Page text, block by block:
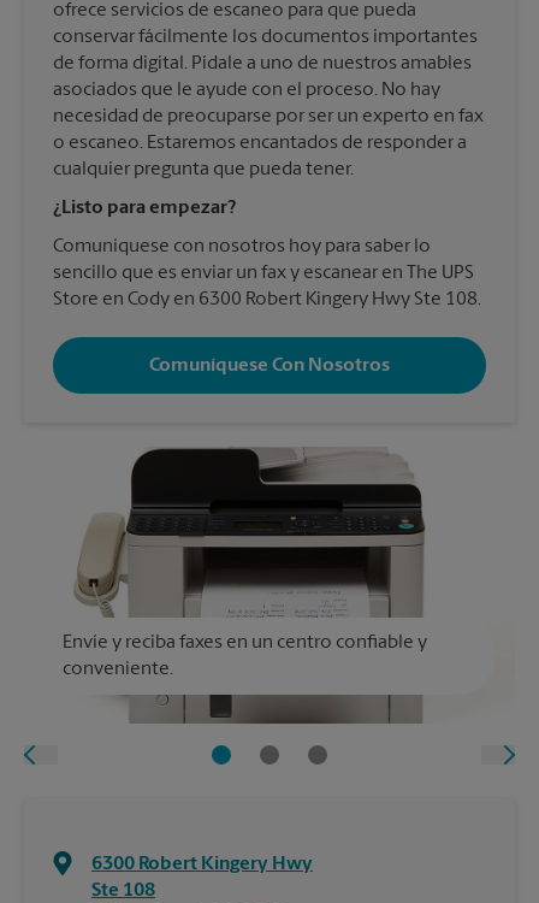
ofrece servicios de escaneo para que pueda
conservar fácilmente los documentos importantes
de forma digital. Pídale a uno de nuestros amables
asociados que le ayude con el proceso. No hay
necesidad de preocuparse por ser un experto en fax
o escaneo. Estaremos encantados de responder a
cualquier pregunta que pueda tener.
¿Listo para empezar?
Comuníquese con nosotros hoy para saber lo
sencillo que es enviar un fax y escanear en The UPS
Store en Cody en 6300 Robert Kingery Hwy Ste 108.
Comuníquese Con Nosotros
Envíe y reciba faxes en un centro confiable y
conveniente.
6300 Robert Kingery Hwy
Ste 108